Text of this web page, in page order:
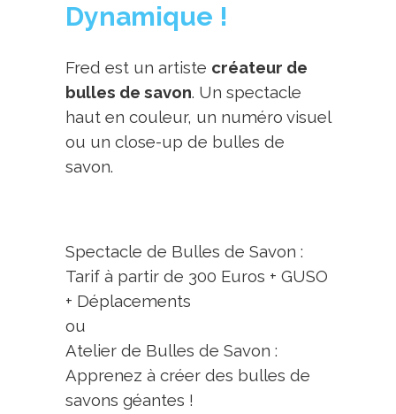
Dynamique !
Fred est un artiste créateur de
bulles de savon. Un spectacle
haut en couleur, un numéro visuel
ou un close-up de bulles de
savon.
Spectacle de Bulles de Savon :
Tarif à partir de 300 Euros + GUSO
+ Déplacements
ou
Atelier de Bulles de Savon :
Apprenez à créer des bulles de
savons géantes !